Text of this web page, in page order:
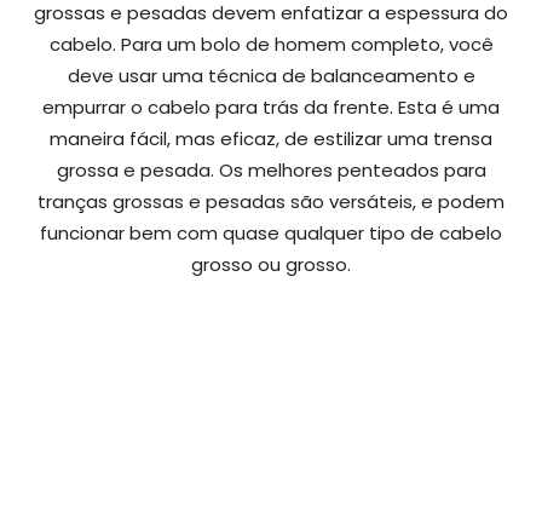
grossas e pesadas devem enfatizar a espessura do
cabelo. Para um bolo de homem completo, você
deve usar uma técnica de balanceamento e
empurrar o cabelo para trás da frente. Esta é uma
maneira fácil, mas eficaz, de estilizar uma trensa
grossa e pesada. Os melhores penteados para
tranças grossas e pesadas são versáteis, e podem
funcionar bem com quase qualquer tipo de cabelo
grosso ou grosso.